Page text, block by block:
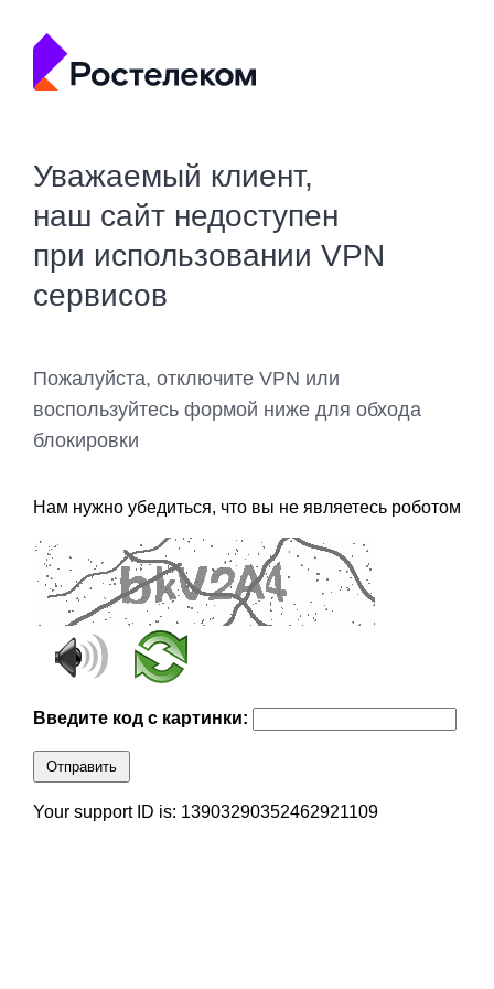
Уважаемый клиент,
наш сайт недоступен
при использовании VPN
сервисов
Пожалуйста, отключите VPN или
воспользуйтесь формой ниже для обхода
блокировки
Нам нужно убедиться, что вы не являетесь роботом
Введите код с картинки:
Отправить
Your support ID is: 13903290352462921109